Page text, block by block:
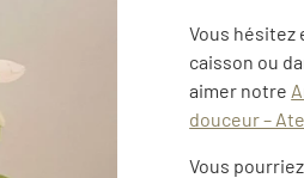
Vous hésitez
caisson ou
aimer notre
douceur –
Vous